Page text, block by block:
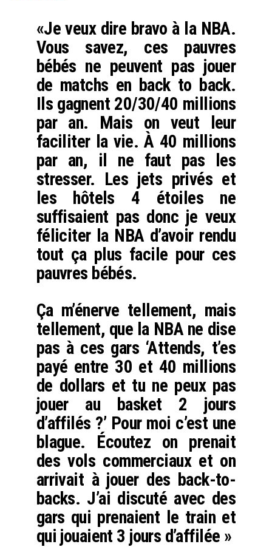
«Je veux dire bravo à la NBA.
Vous savez, ces pauvres
bébés ne peuvent pas jouer
de matchs en back to back.
Ils gagnent 20/30/40 millions
par an. Mais on veut leur
faciliter la vie. À 40 millions
par an, il ne faut pas les
stresser. Les jets privés et
les hôtels 4 étoiles ne
suffisaient pas donc je veux
féliciter la NBA d’avoir rendu
tout ça plus facile pour ces
pauvres bébés.
Ça m’énerve tellement, mais
tellement, que la NBA ne dise
pas à ces gars ‘Attends, t’es
payé entre 30 et 40 millions
de dollars et tu ne peux pas
jouer au basket 2 jours
d’affilés ?’ Pour moi c’est une
blague. Écoutez on prenait
des vols commerciaux et on
arrivait à jouer des back-to-
backs. J’ai discuté avec des
gars qui prenaient le train et
qui jouaient 3 jours d’affilée »